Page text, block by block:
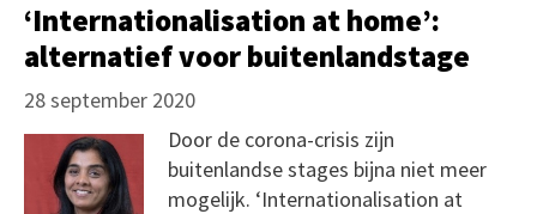
‘Internationalisation at home’:
alternatief voor buitenlandstage
28 september 2020
Door de corona-crisis zijn
buitenlandse stages bijna niet meer
mogelijk. ‘Internationalisation at